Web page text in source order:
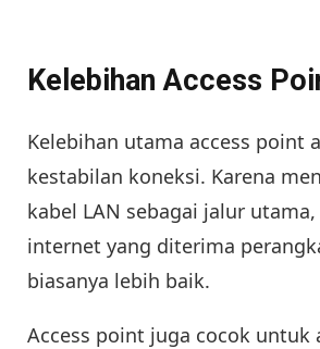
Kelebihan Access
Kelebihan utama access point
kestabilan koneksi. Karena
kabel LAN sebagai jalur
internet yang diterima
biasanya lebih baik.
Access point juga cocok untuk